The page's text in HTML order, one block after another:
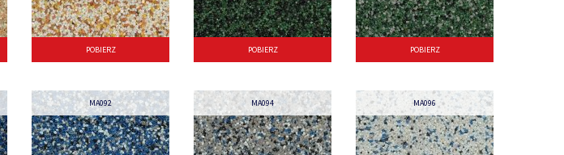
POBIERZ POBIERZ POBIERZ
MA092 MA094 MA096